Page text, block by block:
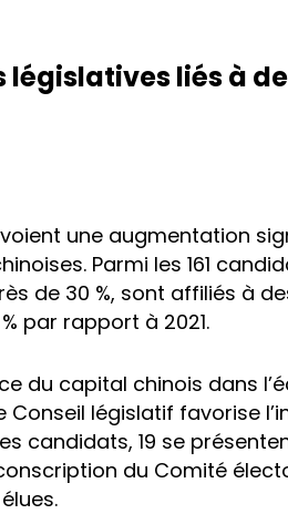
liés à
une augmentation
Parmi les 161
de 30 %, sont affiliés à
par rapport à 2021.
du capital chinois dans
Conseil législatif favorise
candidats, 19 se
du Comité